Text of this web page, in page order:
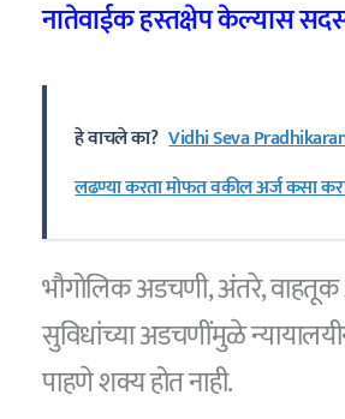
नातेवाईक हस्तक्षेप केल्यास
हे वाचले का? Vidhi Seva
लढण्या करता मोफत वकील अर्ज कसा
भौगोलिक अडचणी, अंतरे,
सुविधांच्या अडचणींमुळे
पाहणे शक्य होत नाही.